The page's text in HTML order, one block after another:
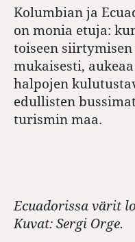
Kolumbian ja
on monia etuja:
toiseen
mukaisesti,
halpojen
edullisten
turismin maa.
Ecuadorissa värit
Kuvat: Sergi Orge.